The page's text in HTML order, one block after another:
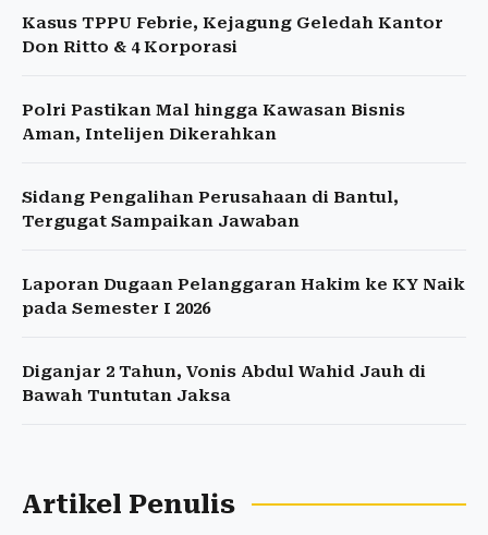
Kasus TPPU Febrie, Kejagung Geledah Kantor
Don Ritto & 4 Korporasi
Polri Pastikan Mal hingga Kawasan Bisnis
Aman, Intelijen Dikerahkan
Sidang Pengalihan Perusahaan di Bantul,
Tergugat Sampaikan Jawaban
Laporan Dugaan Pelanggaran Hakim ke KY Naik
pada Semester I 2026
Diganjar 2 Tahun, Vonis Abdul Wahid Jauh di
Bawah Tuntutan Jaksa
Artikel Penulis